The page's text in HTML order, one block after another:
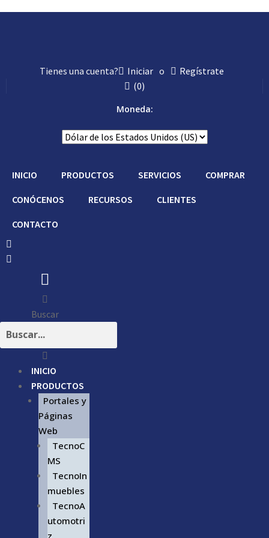
Tienes una cuenta? Iniciar o
Regístrate
(0)
Moneda:
INICIO PRODUCTOS SERVICIOS COMPRAR
CONÓCENOS RECURSOS CLIENTES
CONTACTO
Buscar
INICIO
PRODUCTOS
Portales y
Páginas
Web
TecnoC
MS
TecnoIn
muebles
TecnoA
utomotri